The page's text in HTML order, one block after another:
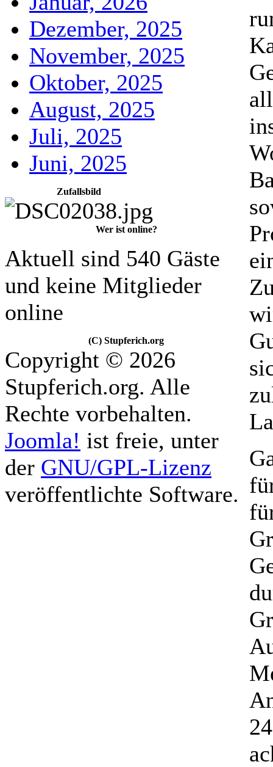
Dezember, 2025
November, 2025
Oktober, 2025
August, 2025
Juli, 2025
Juni, 2025
Zufallsbild
Wer ist online?
Aktuell sind 540 Gäste
und keine Mitglieder
online
(C) Stupferich.org
Copyright © 2026
Stupferich.org. Alle
Rechte vorbehalten.
Joomla! ist freie, unter
der GNU/GPL-Lizenz
veröffentlichte Software.